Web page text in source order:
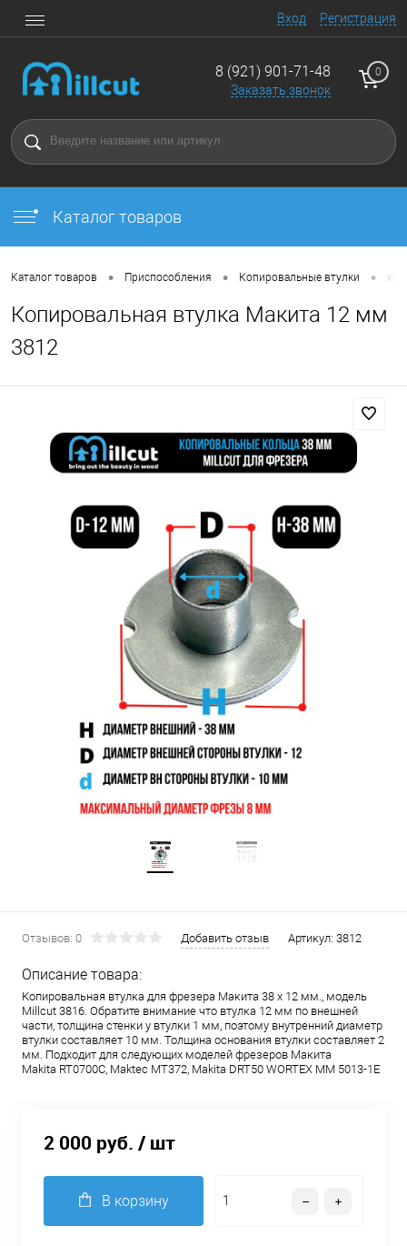
Вход Регистрация
8 (921) 901-71-48
Заказать звонок
0
Каталог товаров
Каталог товаров • Приспособления • Копировальные втулки •
Копировальная втулка Макита 12 мм
3812
Отзывов: 0 Добавить отзыв Артикул: 3812
Описание товара:
Копировальная втулка для фрезера Макита 38 х 12 мм., модель
Millcut 3816. Обратите внимание что втулка 12 мм по внешней
части, толщина стенки у втулки 1 мм, поэтому внутренний диаметр
втулки составляет 10 мм. Толщина основания втулки составляет 2
мм. Подходит для следующих моделей фрезеров Макита
Makita RT0700C, Maktec MT372, Makita DRT50 WORTEX MM 5013-1E
2 000 руб. / шт
В корзину